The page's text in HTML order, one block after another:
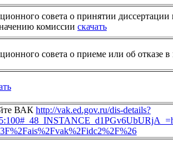
совета о принятии диссертации
комиссии скачать
совета о приеме или об отказе
ВАК http://vak.ed.gov.ru/dis-details?